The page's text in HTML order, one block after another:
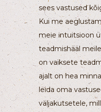
sees vastused
Kui me
meie intuitsioon
teadmishääl
on vaiksete
ajalt on hea
leida oma
väljakutsetele,